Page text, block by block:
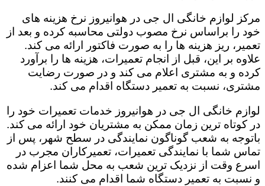
مرکز لوازم خانگی ال جی در هوانیروز نرخ هزینه های
خود را براساس نرخ مصوب دولتی محاسبه کرده و بعد از
تعمیر، ریز هزینه ها را به صورت فاکتور ارائه می کند.
علاوه بر این، قبل از انجام تعمیرات، هزینه ها را برآورد
کرده و به مشتری اعلام می کند و در صورت رضایت
مشتری، نسبت به تعمیر دستگاه اقدام می کند.
لوازم خانگی ال جی در هوانیروز خدمات تعمیرات خود را
در کوتاه ترین زمان ممکن به مشتریان خود ارائه می کند.
باتوجه به شعب گوناگون نمایندگی در سطح شهر، پس از
تماس شما با نمایندگی تعمیرات، تعمیرکاران مجرب در
اسرع وقت از نزدیک ترین شعب به محل شما اعزام شده
و نسبت به تعمیر دستگاه شما اقدام می کنند.